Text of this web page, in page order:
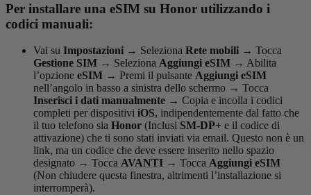
Per installare una eSIM su Honor utilizzando i
codici manuali:
Vai su Impostazioni → Seleziona Rete mobili → Tocca
Gestione SIM → Seleziona Aggiungi eSIM → Abilita
l’opzione eSIM → Premi il pulsante Aggiungi eSIM
nell’angolo in basso a sinistra dello schermo → Tocca
Inserisci i dati manualmente → Copia e incolla i codici
completi per dispositivi iOS, indipendentemente dal fatto che
il tuo telefono sia Honor (Inclusi SM-DP+ e il codice di
attivazione) che ti sono stati inviati via email. Questo non è un
link, ma un codice che deve essere inserito nello spazio
designato → Tocca AVANTI → Tocca Aggiungi eSIM
(Non chiudere questa finestra, altrimenti l’installazione si
interromperà).